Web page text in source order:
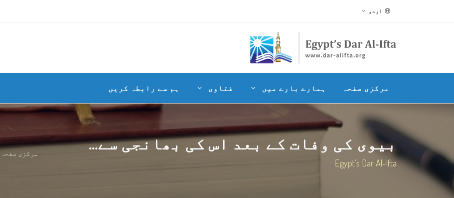
اردو
مرکزی صفحہ ہمارے بارے میں فتاوی ہم سے رابطہ کریں
بیوی کی وفات کے بعد اس کی بھانجی سے...
Egypt's Dar Al-Ifta
مرکزی صفحہ